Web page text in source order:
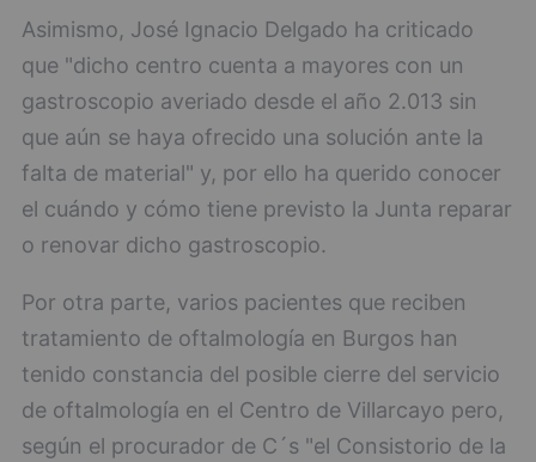
Asimismo, José Ignacio Delgado ha criticado
que "dicho centro cuenta a mayores con un
gastroscopio averiado desde el año 2.013 sin
que aún se haya ofrecido una solución ante la
falta de material" y, por ello ha querido conocer
el cuándo y cómo tiene previsto la Junta reparar
o renovar dicho gastroscopio.
Por otra parte, varios pacientes que reciben
tratamiento de oftalmología en Burgos han
tenido constancia del posible cierre del servicio
de oftalmología en el Centro de Villarcayo pero,
según el procurador de C´s "el Consistorio de la